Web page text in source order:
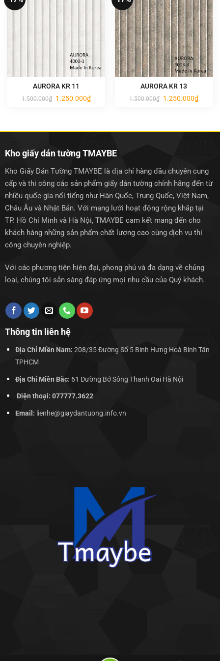
AURORA KR 11
1.500.000₫ Giá
gốc
1.250.000₫Giá
hiện
AURORA KR 13
1.500.000₫ Giá
gốc
1.250.000₫Giá
hiện
Kho giấy dán tường TMAYBE
Kho Giấy Dán Tường TMAYBE là địa chỉ hàng đầu chuyên cung
cấp và thi công các sản phẩm giấy dán tường chính hãng đến từ
nhiều quốc gia nổi tiếng như Hàn Quốc, Trung Quốc, Việt Nam,
Châu Âu và Nhật Bản. Với mạng lưới hoạt động rộng khắp tại
TP. Hồ Chí Minh và Hà Nội, TMAYBE cam kết mang đến cho
khách hàng những sản phẩm chất lượng cao cùng dịch vụ thi
công chuyên nghiệp.
Với các phương tiện hiện đại, phong phú và đa dạng về chủng
loại, chúng tôi sẵn sàng đáp ứng mọi nhu cầu của Quý khách.
Thông tin liên hệ
Địa Chỉ Miền Nam: 208/35 Đường Số 5 Bình Hưng Hoà Bình Tân
TPHCM
Địa Chỉ Miền Bắc: 61 Đường Bở Sông Thanh Oai Hà Nội
Điện thoại: 077777.3622
Email: lienhe@giaydantuong.info.vn